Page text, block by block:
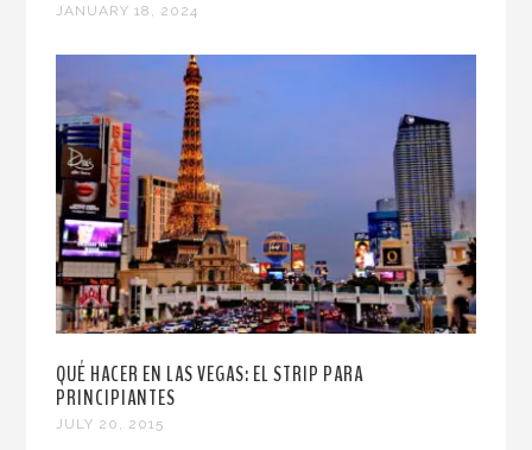
JANUARY 18, 2024
QUÉ HACER EN LAS VEGAS: EL STRIP PARA
PRINCIPIANTES
JULY 20, 2015